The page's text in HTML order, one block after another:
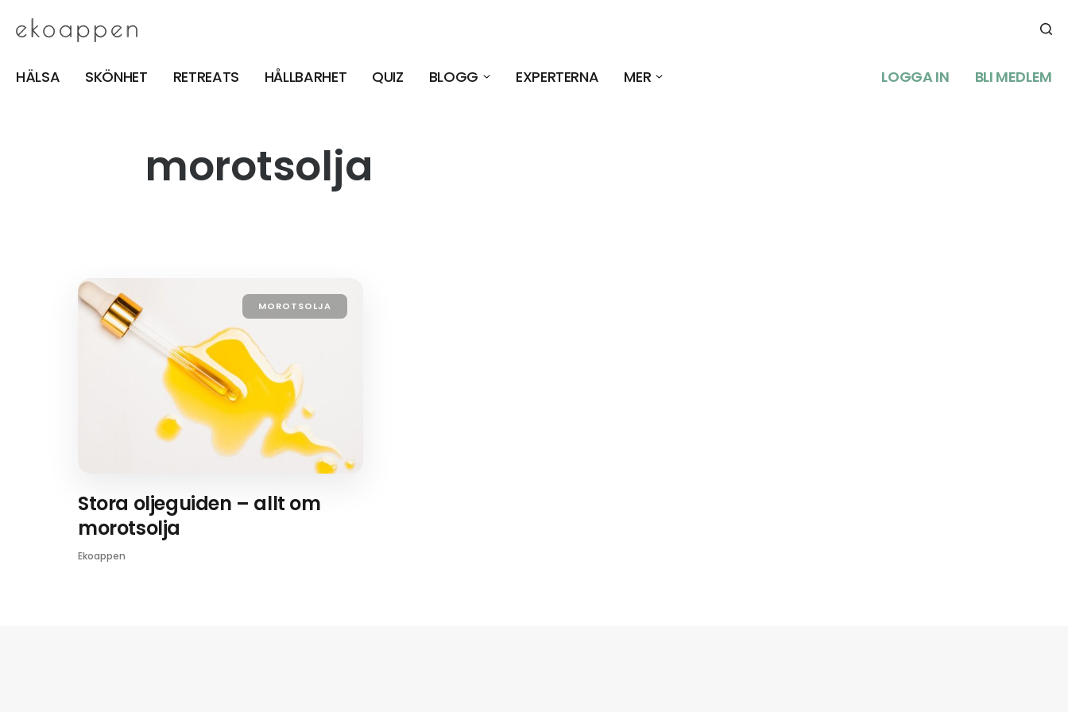
HÄLSA SKÖNHET RETREATS HÅLLBARHET QUIZ BLOGG EXPERTERNA MER LOGGA IN BLI MEDLEM
morotsolja
MOROTSOLJA
Stora oljeguiden – allt om
morotsolja
Ekoappen